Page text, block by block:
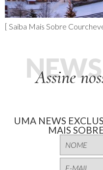
[ Saiba Mais Sobre
Assine
UMA NEWS
MAIS